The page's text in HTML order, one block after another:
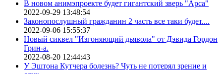
В новом анимэпроекте будет гигантский зверь "Арса"
2022-09-29 13:48:54
Законопослушный гражданин 2 часть все таки будет....
2022-09-06 15:55:37
Новый сиквел "Изгоняющий дьявола" от Дэвида Гордон
Грин-а.
2022-08-20 12:44:43
У Эштона Кутчера болезнь? Чуть не потерял зрение и